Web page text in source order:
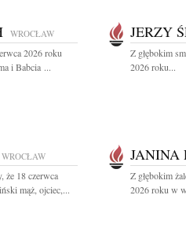
WROCŁAW
2026 roku
i Babcia ...
JERZY
Z głębokim
2026 roku...
WROCŁAW
że 18 czerwca
mąż, ojciec,...
JANINA
Z głębokim
2026 roku w